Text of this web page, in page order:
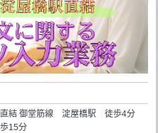
結 御堂筋線 淀屋橋駅 徒歩4分
15分